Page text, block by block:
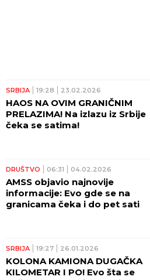
SRBIJA 19:28 23.02.2026
HAOS NA OVIM GRANIČNIM
PRELAZIMA! Na izlazu iz Srbije
čeka se satima!
DRUŠTVO 06:31 04.02.2026
AMSS objavio najnovije
informacije: Evo gde se na
granicama čeka i do pet sati
SRBIJA 19:27 26.01.2026
KOLONA KAMIONA DUGAČKA
KILOMETAR I PO! Evo šta se